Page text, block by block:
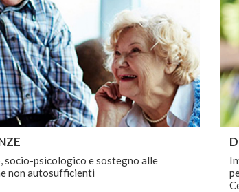
socio-psicologico e sostegno alle
non autosufficienti